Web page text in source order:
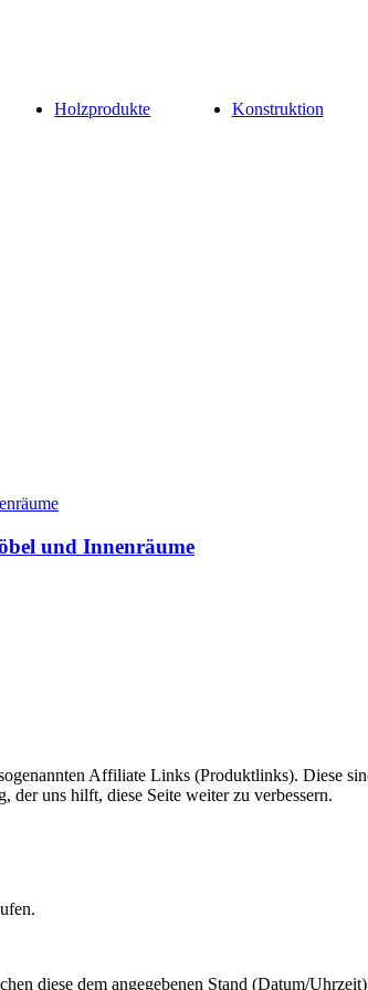
Holzprodukte Konstruktion
und Innenräume
Affiliate Links (Produktlinks). Diese
uns hilft, diese Seite weiter zu verbessern.
diese dem angegebenen Stand (Datum/